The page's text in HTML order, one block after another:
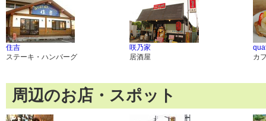
住吉
ステーキ・ハンバーグ
咲乃家
居酒屋
カ
周辺のお店・スポット